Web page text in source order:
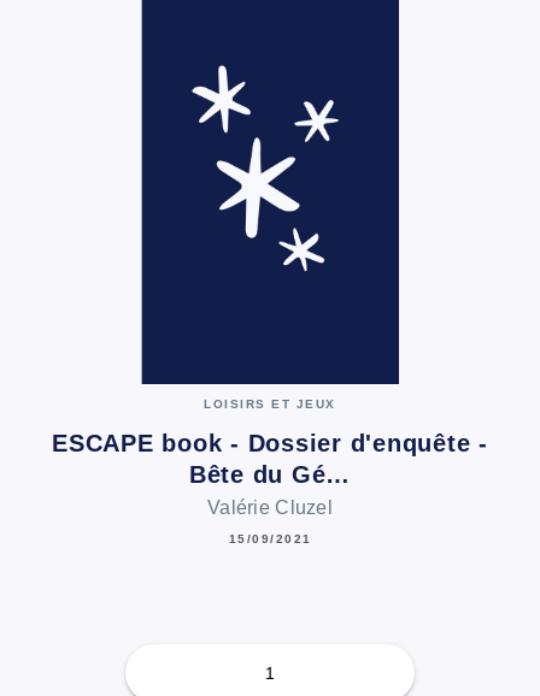
LOISIRS ET JEUX
ESCAPE book - Dossier d'enquête -
Bête du Gé…
Valérie Cluzel
15/09/2021
1